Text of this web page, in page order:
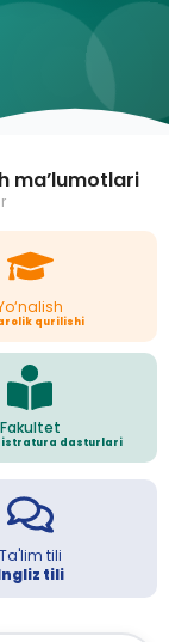
ma’lumotlari
qurilishi
Fakultet
dasturlari
Ta'lim tili
tili